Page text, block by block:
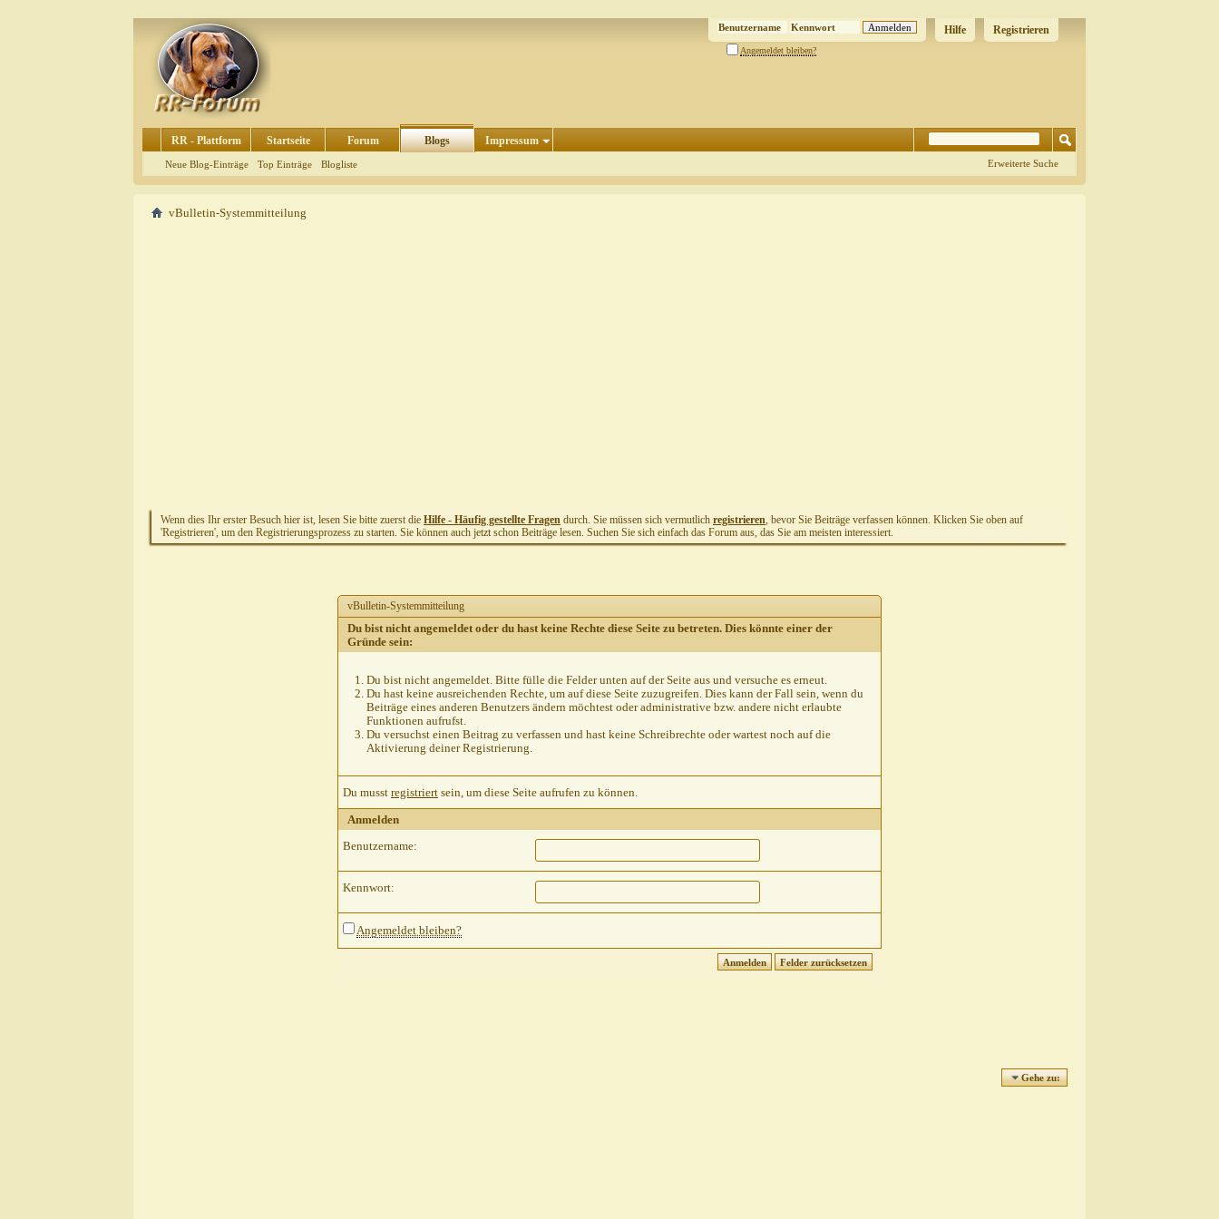
Registrieren
Hilfe
Angemeldet bleiben?
RR - Plattform Startseite Forum Blogs
Neue Blog-Einträge Top Einträge Blogliste
Impressum
Erweiterte Suche
vBulletin-Systemmitteilung
Wenn dies Ihr erster Besuch hier ist, lesen Sie bitte zuerst die Hilfe - Häufig gestellte Fragen durch. Sie müssen sich vermutlich registrieren, bevor Sie Beiträge verfassen können. Klicken Sie oben auf
'Registrieren', um den Registrierungsprozess zu starten. Sie können auch jetzt schon Beiträge lesen. Suchen Sie sich einfach das Forum aus, das Sie am meisten interessiert.
vBulletin-Systemmitteilung
Du bist nicht angemeldet oder du hast keine Rechte diese Seite zu betreten. Dies könnte einer der
Gründe sein:
Du bist nicht angemeldet. Bitte fülle die Felder unten auf der Seite aus und versuche es erneut.
Du hast keine ausreichenden Rechte, um auf diese Seite zuzugreifen. Dies kann der Fall sein, wenn du
Beiträge eines anderen Benutzers ändern möchtest oder administrative bzw. andere nicht erlaubte
Funktionen aufrufst.
Du versuchst einen Beitrag zu verfassen und hast keine Schreibrechte oder wartest noch auf die
Aktivierung deiner Registrierung.
Du musst registriert sein, um diese Seite aufrufen zu können.
Anmelden
Benutzername:
Kennwort:
Angemeldet bleiben?
Gehe zu: